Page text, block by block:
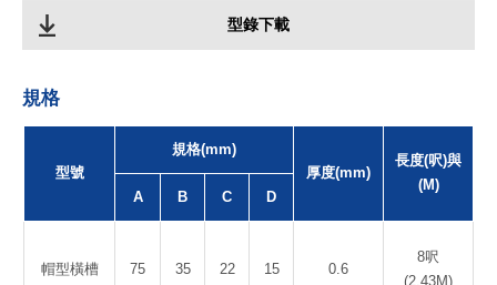
型錄下載
規格
型號
規格(mm)
厚度(mm)
長度(呎)與
(M)
A B C D
帽型橫槽 75 35 22 15 0.6
8呎
(2.43M)